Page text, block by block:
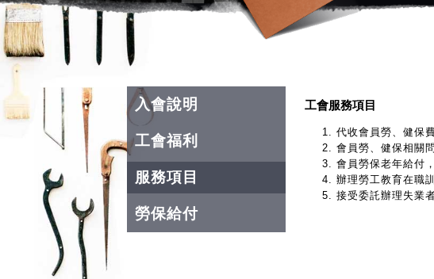
入會說明
工會福利
服務項目
勞保給付
工會服務項目
代收會員勞、健保費
會員勞、健保相關
會員勞保老年給付
辦理勞工教育在職訓
接受委託辦理失業